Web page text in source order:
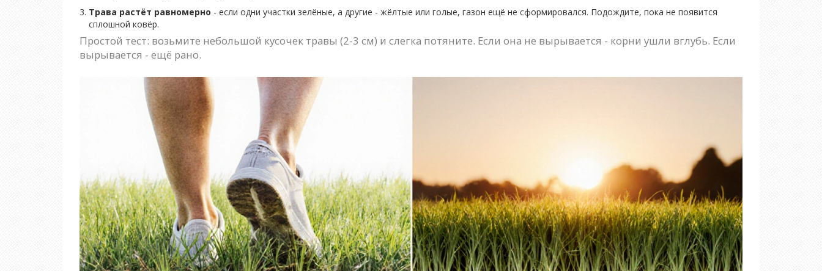
Трава растёт равномерно - если одни участки зелёные, а другие - жёлтые или голые, газон ещё не сформировался. Подождите, пока не появится
сплошной ковёр.
Простой тест: возьмите небольшой кусочек травы (2-3 см) и слегка потяните. Если она не вырывается - корни ушли вглубь. Если
вырывается - ещё рано.